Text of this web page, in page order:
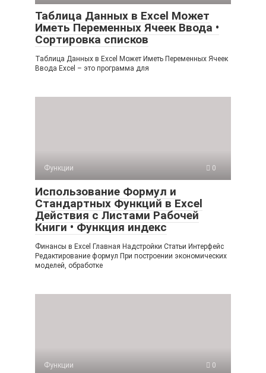
Таблица Данных в Excel Может
Иметь Переменных Ячеек Ввода •
Сортировка списков
Таблица Данных в Excel Может Иметь Переменных Ячеек
Ввода Excel – это программа для
Функции 0
Использование Формул и
Стандартных Функций в Excel
Действия с Листами Рабочей
Книги • Функция индекс
Финансы в Excel Главная Надстройки Статьи Интерфейс
Редактирование формул При построении экономических
моделей, обработке
Функции 0